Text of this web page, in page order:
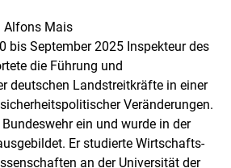
Alfons Mais
bis September 2025 Inspekteur des
die Führung und
deutschen Landstreitkräfte in einer
Veränderungen.
ein und wurde in der
Er studierte Wirtschafts-
an der Universität der